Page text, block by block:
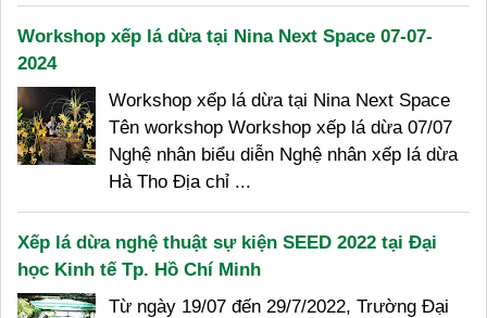
Workshop xếp lá dừa tại Nina Next Space 07-07-
2024
Workshop xếp lá dừa tại Nina Next Space
Tên workshop Workshop xếp lá dừa 07/07
Nghệ nhân biểu diễn Nghệ nhân xếp lá dừa
Hà Tho Địa chỉ ...
Xếp lá dừa nghệ thuật sự kiện SEED 2022 tại Đại
học Kinh tế Tp. Hồ Chí Minh
Từ ngày 19/07 đến 29/7/2022, Trường Đại